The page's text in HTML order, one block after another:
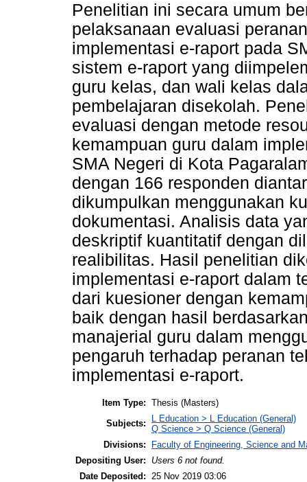
Penelitian ini secara umum
pelaksanaan evaluasi
implementasi e-raport pada
sistem e-raport yang
guru kelas, dan wali kelas
pembelajaran disekolah.
evaluasi dengan metode
kemampuan guru dalam
SMA Negeri di Kota
dengan 166 responden
dikumpulkan menggunakan
dokumentasi. Analisis data
deskriptif kuantitatif dengan
realibilitas. Hasil penelitian
implementasi e-raport dalam
dari kuesioner dengan
baik dengan hasil
manajerial guru dalam
pengaruh terhadap peranan
implementasi e-raport.
Item Type: Thesis (Masters)
Subjects:
L Education > L Education (General)
Q Science > Q Science (General)
Divisions:
Faculty of Engineering, Science and
Depositing User:
Users 6 not found.
Date Deposited:
25 Nov 2019 03:06